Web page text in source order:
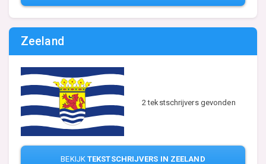
Zeeland
2 tekstschrijvers gevonden
BEKIJKTEKSTSCHRIJVERS IN ZEELAND